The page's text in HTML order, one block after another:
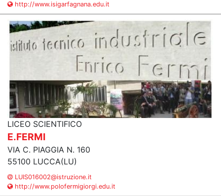
http://www.isigarfagnana.edu.it
LICEO SCIENTIFICO
E.FERMI
VIA C. PIAGGIA N. 160
55100 LUCCA(LU)
LUIS016002@istruzione.it
http://www.polofermigiorgi.edu.it